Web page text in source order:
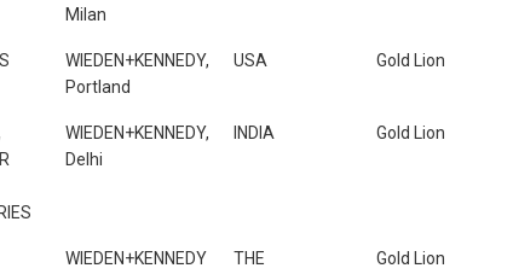
Milan
WIEDEN+KENNEDY,
Portland
USA Gold Lion
WIEDEN+KENNEDY,
Delhi
INDIA Gold Lion
WIEDEN+KENNEDY
THE
Gold Lion